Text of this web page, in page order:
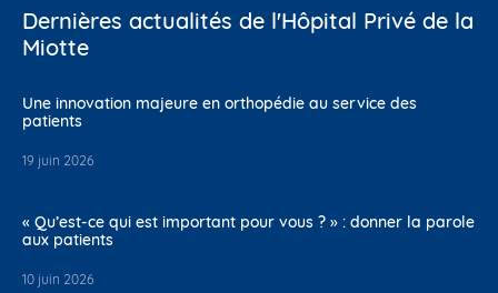
Dernières actualités de l'Hôpital Privé de la
Miotte
Une innovation majeure en orthopédie au service des
patients
19 juin 2026
« Qu’est-ce qui est important pour vous ? » : donner la parole
aux patients
10 juin 2026